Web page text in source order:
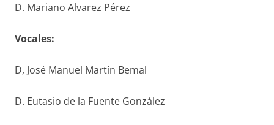
D. Mariano Alvarez Pérez
Vocales:
D, José Manuel Martín Bemal
D. Eutasio de la Fuente González